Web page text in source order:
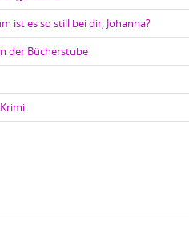
ist es so still bei dir, Johanna?
der Bücherstube